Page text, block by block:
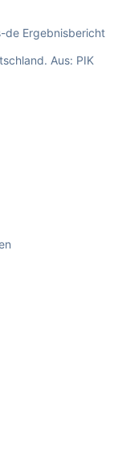
de Ergebnisbericht
Aus: PIK